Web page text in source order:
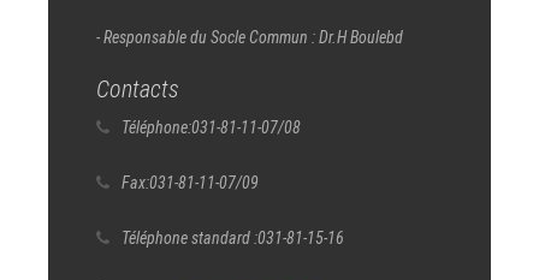
- Responsable du Socle Commun : Dr.H Boulebd
Contacts
Téléphone:031-81-11-07/08
Fax:031-81-11-07/09
Téléphone standard :031-81-15-16